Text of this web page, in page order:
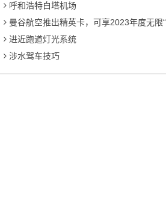
呼和浩特白塔机场
曼谷航空推出精英卡，可享2023年度无限“随心飞”
进近跑道灯光系统
涉水驾车技巧